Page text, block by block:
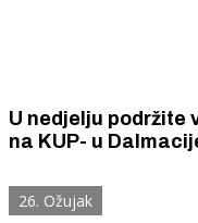
U nedjelju podržite
na KUP- u
26. Ožujak